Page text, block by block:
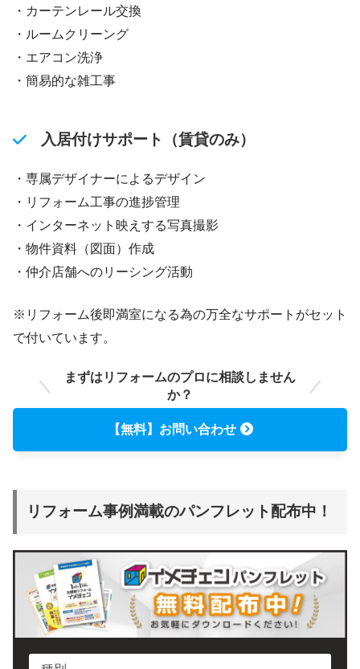
・カーテンレール交換
・ルームクリーング
・エアコン洗浄
・簡易的な雑工事
入居付けサポート（賃貸のみ）
・専属デザイナーによるデザイン
・リフォーム工事の進捗管理
・インターネット映えする写真撮影
・物件資料（図面）作成
・仲介店舗へのリーシング活動
※リフォーム後即満室になる為の万全なサポートがセット
で付いています。
まずはリフォームのプロに相談しません
か？
【無料】お問い合わせ
リフォーム事例満載のパンフレット配布中！